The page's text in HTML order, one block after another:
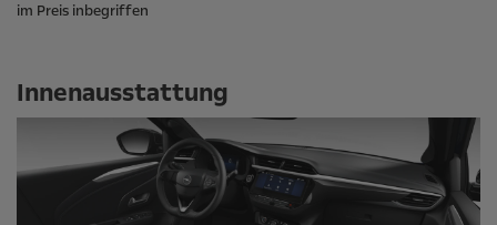
im Preis inbegriffen
Innenausstattung